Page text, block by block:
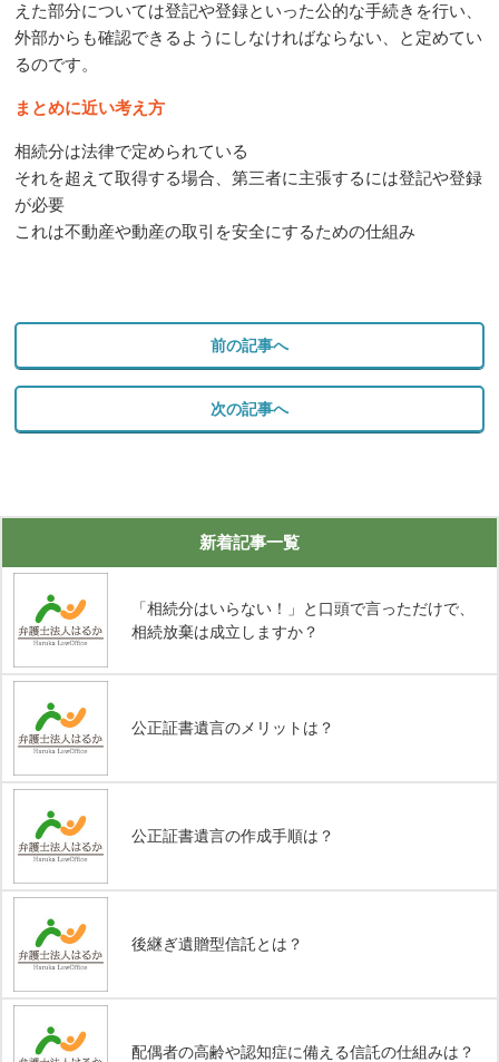
えた部分については登記や登録といった公的な手続きを行い、
外部からも確認できるようにしなければならない、と定めてい
るのです。
まとめに近い考え方
相続分は法律で定められている
それを超えて取得する場合、第三者に主張するには登記や登録
が必要
これは不動産や動産の取引を安全にするための仕組み
前の記事へ
次の記事へ
新着記事一覧
「相続分はいらない！」と口頭で言っただけで、
相続放棄は成立しますか？
公正証書遺言のメリットは？
公正証書遺言の作成手順は？
後継ぎ遺贈型信託とは？
配偶者の高齢や認知症に備える信託の仕組みは？